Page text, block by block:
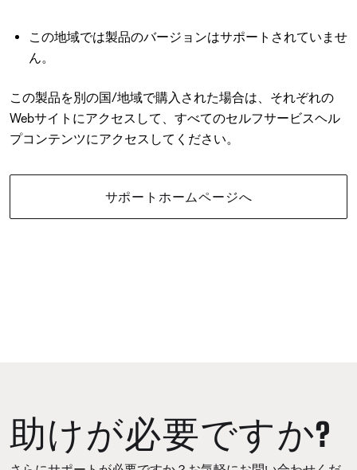
この地域では製品のバージョンはサポートされていませ
ん。
この製品を別の国/地域で購入された場合は、それぞれの
Webサイトにアクセスして、すべてのセルフサービスヘル
プコンテンツにアクセスしてください。
サポートホームページへ
助けが必要ですか?